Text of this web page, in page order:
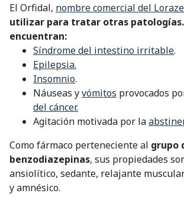
El Orfidal, nombre comercial del
utilizar para tratar otras patologías.
encuentran:
Síndrome del intestino irritable.
Epilepsia.
Insomnio.
Náuseas yvómitos provocados
del cáncer.
Agitación motivada por la
Como fármaco perteneciente al grupo
benzodiazepinas, sus propiedades
ansiolítico, sedante, relajante
y amnésico.